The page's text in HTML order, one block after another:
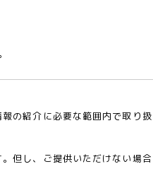
の紹介に必要な範囲内で取り
但し、ご提供いただけない場